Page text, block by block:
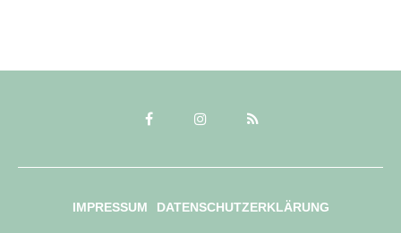
IMPRESSUM DATENSCHUTZERKLÄRUNG